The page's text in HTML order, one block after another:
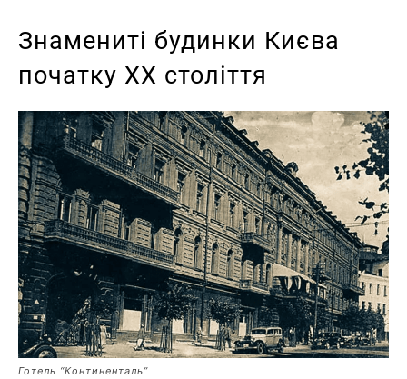
Знамениті будинки Києва
початку XX століття
Готель “Континенталь”